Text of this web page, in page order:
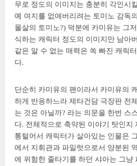
무로 정도의 이미지는 충분히 각인시
예 여지를 없애버리려는 토미노 감독
몰살의 토미노?) 덕분에 카미유는 그
식하는 캐릭터 정도의 이미지만 남아
같은 알 수 없는 매력은 쏙 빠진 캐릭
다.
단순히 카미유의 팬이라서 카미유의
하게 반응하느라 제타건담 극장판 전
는 것은 아닐까? 라는 의문을 한번 스
다. 전체적으로 축약된 이야기 탓인지
통털어서 캐릭터가 살아있는 인물은
에서 지휘관과 파일럿으로서 양분된
에 위험한 줄타기를 하던 샤아는 그냥